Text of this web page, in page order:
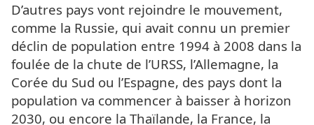
D’autres pays vont rejoindre le mouvement,
comme la Russie, qui avait connu un premier
déclin de population entre 1994 à 2008 dans la
foulée de la chute de l’URSS, l’Allemagne, la
Corée du Sud ou l’Espagne, des pays dont la
population va commencer à baisser à horizon
2030, ou encore la Thaïlande, la France, la